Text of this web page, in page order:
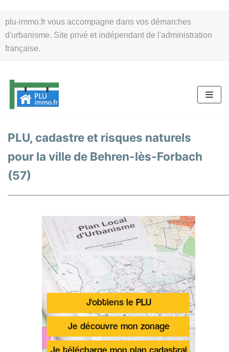
plu-immo.fr vous accompagne dans vos démarches
d'urbanisme. Site privé et indépendant de l'administration
française.
au
contenu
PLU, cadastre et risques naturels
pour la ville de Behren-lès-Forbach
(57)